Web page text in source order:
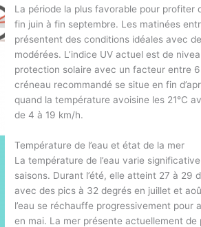
La période la plus favorable pour profiter
fin juin à fin septembre. Les matinées
présentent des conditions idéales avec
modérées. L’indice UV actuel est de
protection solaire avec un facteur entre
créneau recommandé se situe en fin
quand la température avoisine les 21°C
de 4 à 19 km/h.
Température de l’eau et état de la mer
La température de l’eau varie
saisons. Durant l’été, elle atteint 27 à 29
avec des pics à 32 degrés en juillet et
l’eau se réchauffe progressivement pour
en mai. La mer présente actuellement de